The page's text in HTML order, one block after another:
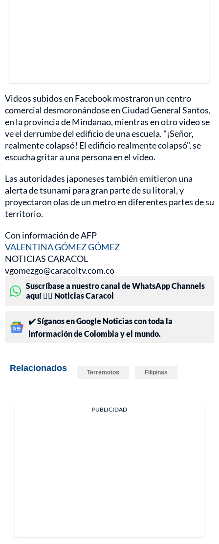
Videos subidos en Facebook mostraron un centro
comercial desmoronándose en Ciudad General Santos,
en la provincia de Mindanao, mientras en otro video se
ve el derrumbe del edificio de una escuela. "¡Señor,
realmente colapsó! El edificio realmente colapsó", se
escucha gritar a una persona en el video.
Las autoridades japoneses también emitieron una
alerta de tsunami para gran parte de su litoral, y
proyectaron olas de un metro en diferentes partes de su
territorio.
Con información de AFP
VALENTINA GÓMEZ GÓMEZ
NOTICIAS CARACOL
vgomezgo@caracoltv.com.co
Suscríbase a nuestro canal de WhatsApp Channels
aquí 👉🏻 Noticias Caracol
✔️ Síganos en Google Noticias con toda la
información de Colombia y el mundo.
Relacionados Terremotos Filipinas
PUBLICIDAD